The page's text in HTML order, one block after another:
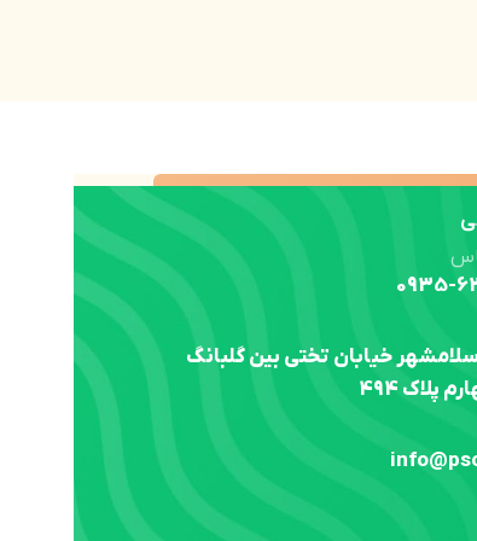
0935-
خیابان تختی بین گلبانگ
پلاک 494